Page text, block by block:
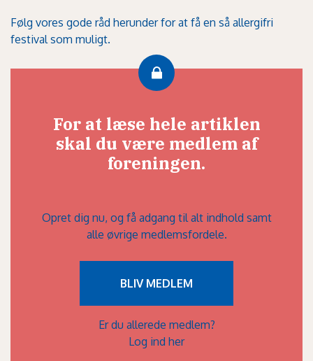
Følg vores gode råd herunder for at få en så allergifri
festival som muligt.
For at læse hele artiklen
skal du være medlem af
foreningen.
Opret dig nu, og få adgang til alt indhold samt
alle øvrige medlemsfordele.
BLIV MEDLEM
Er du allerede medlem?
Log ind her